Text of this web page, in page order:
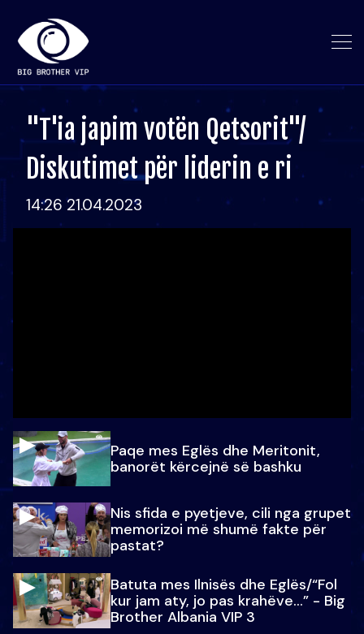
"T'ia japim votën Qetsorit"/
Diskutimet për liderin e ri
14:26 21.04.2023
Paqe mes Eglës dhe Meritonit,
banorët kërcejnë së bashku
Nis sfida e pyetjeve, cili nga grupet
memorizoi më shumë fakte për
pastat?
Batuta mes Ilnisës dhe Eglës/“Fol
kur jam aty, jo pas krahëve…” - Big
Brother Albania VIP 3